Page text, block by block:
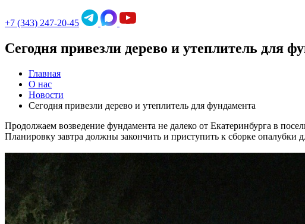
+7 (343) 247-20-45
Сегодня привезли дерево и утеплитель для
Главная
О нас
Новости
Сегодня привезли дерево и утеплитель для фундамента
Продолжаем возведение фундамента не далеко от Екатеринбурга в
Планировку завтра должны закончить и приступить к сборке опалубки